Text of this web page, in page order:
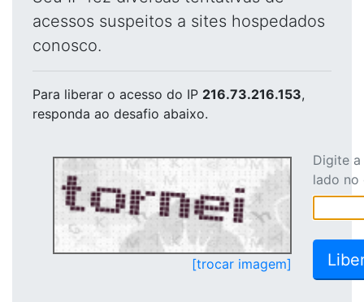
acessos suspeitos a sites hospedados
conosco.
Para liberar o acesso do IP 216.73.216.153,
responda ao desafio abaixo.
[trocar imagem]
Digite
lado no